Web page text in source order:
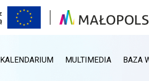
KALENDARIUM MULTIMEDIA BAZA